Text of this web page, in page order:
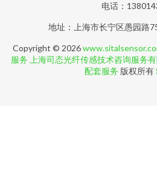
电话：
地址：上海市长宁区愚园路
Copyright © 2026
服务 上海司态光纤传感技术咨询服务
配套服务 版权所有